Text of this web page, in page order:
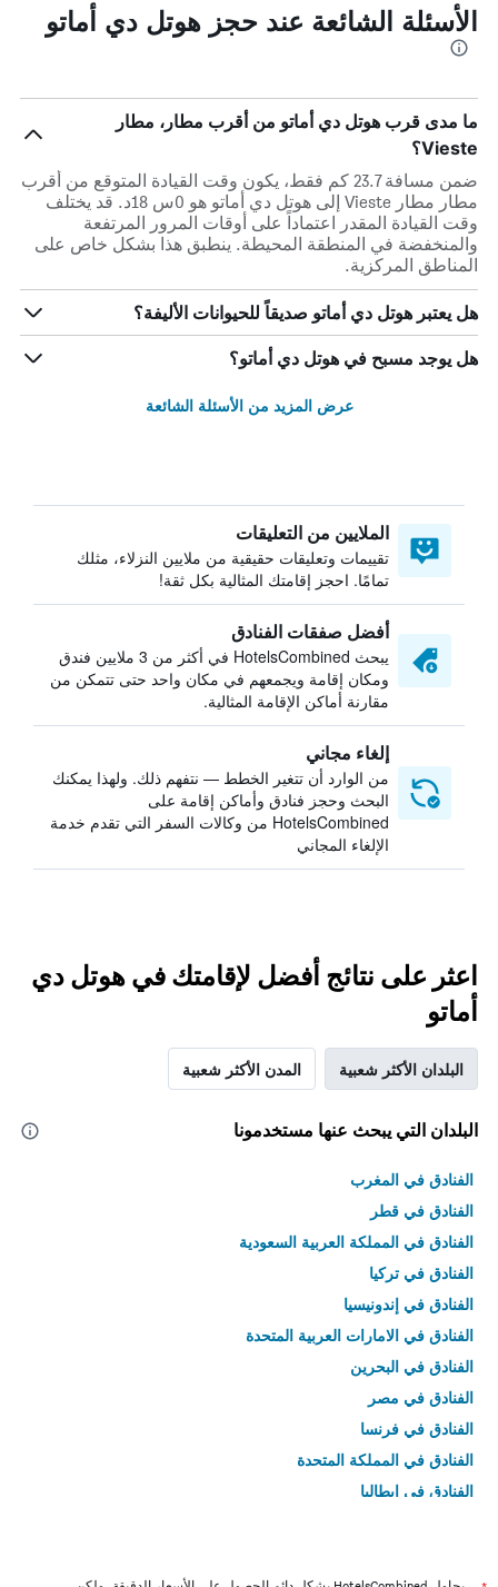
الأسئلة الشائعة عند حجز هوتل دي أماتو
ما مدى قرب هوتل دي أماتو من أقرب مطار، مطار
Vieste؟
ضمن مسافة 23.7 كم فقط، يكون وقت القيادة المتوقع من أقرب
مطار مطار Vieste إلى هوتل دي أماتو هو 0س 18د. قد يختلف
وقت القيادة المقدر اعتماداً على أوقات المرور المرتفعة
والمنخفضة في المنطقة المحيطة. ينطبق هذا بشكل خاص على
المناطق المركزية.
هل يعتبر هوتل دي أماتو صديقاً للحيوانات الأليفة؟
هل يوجد مسبح في هوتل دي أماتو؟
عرض المزيد من الأسئلة الشائعة
الملايين من التعليقات
تقييمات وتعليقات حقيقية من ملايين النزلاء، مثلك
تمامًا. احجز إقامتك المثالية بكل ثقة!
أفضل صفقات الفنادق
يبحث HotelsCombined في أكثر من 3 ملايين فندق
ومكان إقامة ويجمعهم في مكان واحد حتى تتمكن من
مقارنة أماكن الإقامة المثالية.
إلغاء مجاني
من الوارد أن تتغير الخطط — نتفهم ذلك. ولهذا يمكنك
البحث وحجز فنادق وأماكن إقامة على
HotelsCombined من وكالات السفر التي تقدم خدمة
الإلغاء المجاني
اعثر على نتائج أفضل لإقامتك في هوتل دي
أماتو
البلدان الأكثر شعبية المدن الأكثر شعبية
البلدان التي يبحث عنها مستخدمونا
الفنادق في المغرب
الفنادق في قطر
الفنادق في المملكة العربية السعودية
الفنادق في تركيا
الفنادق في إندونيسيا
الفنادق في الامارات العربية المتحدة
الفنادق في البحرين
الفنادق في مصر
الفنادق في فرنسا
الفنادق في المملكة المتحدة
الفنادق في إيطاليا